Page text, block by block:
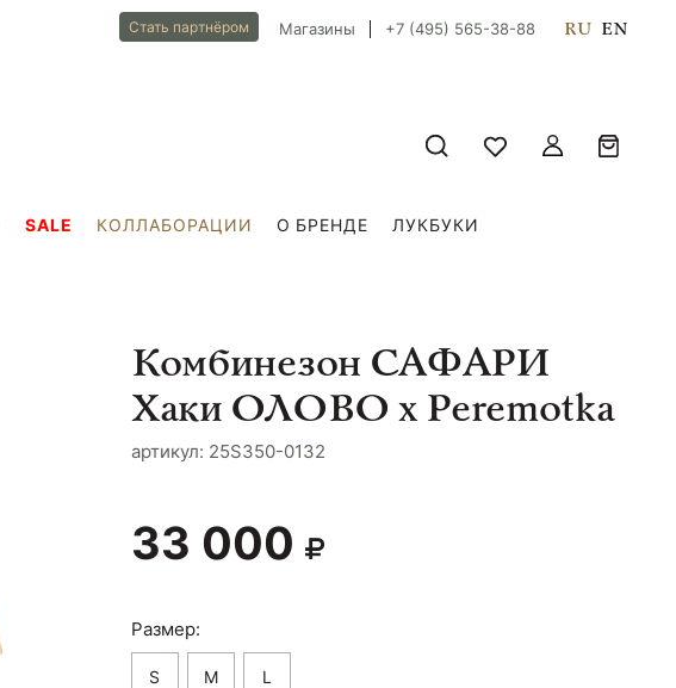
Стать партнёром Магазины +7 (495) 565-38-88 RU EN
SALE КОЛЛАБОРАЦИИ О БРЕНДЕ ЛУКБУКИ
Комбинезон САФАРИ
Хаки ОЛОВО х Peremotka
aртикул: 25S350-0132
33 000
Размер:
S M L